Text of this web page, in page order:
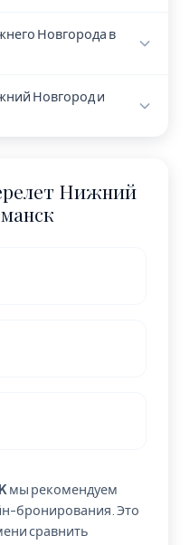
нет.
Новгорода в
авиакомпании.
расписание на
Новгород и
Нижний
мы рекомендуем
бронирования. Это
сравнить